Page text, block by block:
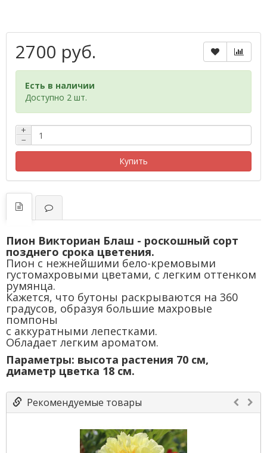
2700 руб.
Есть в наличии
Доступно 2 шт.
+
−
Купить
Пион Викториан Блаш - роскошный сорт
позднего срока цветения.
Пион с нежнейшими бело-кремовыми
густомахровыми цветами, с легким оттенком
румянца.
Кажется, что бутоны раскрываются на 360
градусов, образуя большие махровые
помпоны
с аккуратными лепестками.
Обладает легким ароматом.
Параметры: высота растения 70 см,
диаметр цветка 18 см.
Рекомендуемые товары